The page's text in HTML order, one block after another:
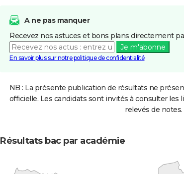
A ne pas manquer
Recevez nos astuces et bons plans directement
Je m'abonne
En savoir plus sur notre politique de confidentialité
NB : La présente publication de résultats ne
officielle. Les candidats sont invités à consulter les
relevés de notes.
Résultats bac par académie